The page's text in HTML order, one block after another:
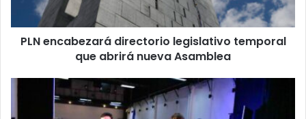
nueva
Asamblea
PLN encabezará directorio legislativo temporal
que abrirá nueva Asamblea
puertas